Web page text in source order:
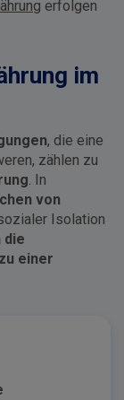
erfolgen
im
, die eine
zählen zu
. In
von
Isolation
die
einer